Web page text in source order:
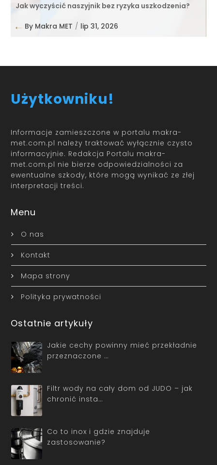
Jak wyczyścić naszyjnik bez ryzyka uszkodzenia?
By Makra MET / lip 31, 2026
Użytkowniku!
Informacje zamieszczone w portalu makra-
met.com.pl należy traktować wyłącznie czysto
informacyjnie. Redakcja Portalu makra-
met.com.pl nie bierze odpowiedzialności za
ewentualne szkody, które mogą wynikać ze złej
interpretacji treści.
Menu
O nas
Kontakt
Mapa strony
Polityka prywatności
Ostatnie artykuły
Jakie cechy powinny mieć przekładnie
przeznaczone …
Filtr wody na cały dom od JUDO – jak
chronić insta…
Co to inox i gdzie znajduje
zastosowanie?